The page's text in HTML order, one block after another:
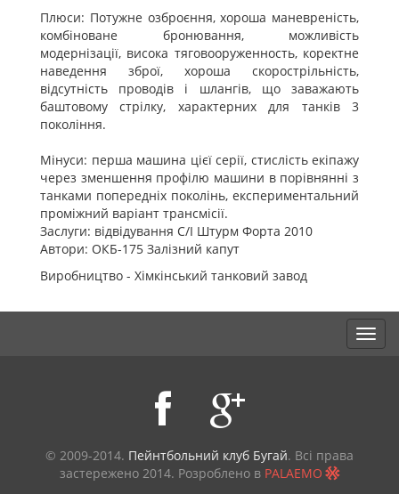
Плюси: Потужне озброєння, хороша маневреність,
комбіноване бронювання, можливість
модернізації, висока тяговооруженность, коректне
наведення зброї, хороша скорострільність,
відсутність проводів і шлангів, що заважають
баштовому стрілку, характерних для танків 3
покоління.
Мінуси: перша машина цієї серії, стислість екіпажу
через зменшення профілю машини в порівнянні з
танками попередніх поколінь, експериментальний
проміжний варіант трансмісії.
Заслуги: відвідування С/І Штурм Форта 2010
Автори: ОКБ-175 Залізний капут
Виробництво - Хімкінський танковий завод
© 2009-2014. Пейнтбольний клуб Бугай. Всі права
застережено 2014. Розроблено в PALAEMO